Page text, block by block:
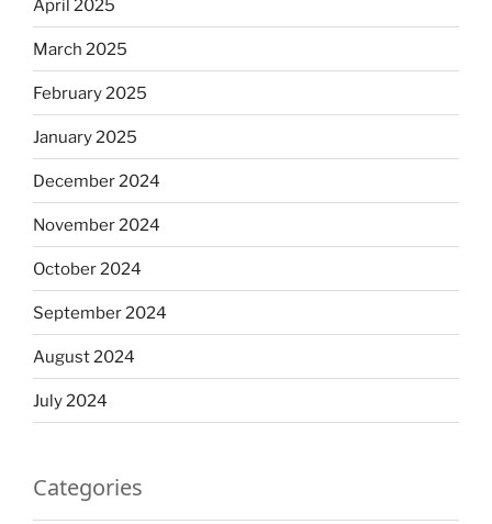
April 2025
March 2025
February 2025
January 2025
December 2024
November 2024
October 2024
September 2024
August 2024
July 2024
Categories